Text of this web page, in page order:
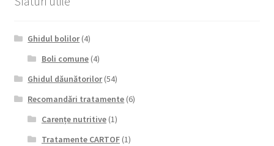
Ghidul bolilor(4)
Boli comune(4)
Ghidul dăunătorilor(54)
Recomandări tratamente (6)
Carențe nutritive(1)
Tratamente CARTOF(1)